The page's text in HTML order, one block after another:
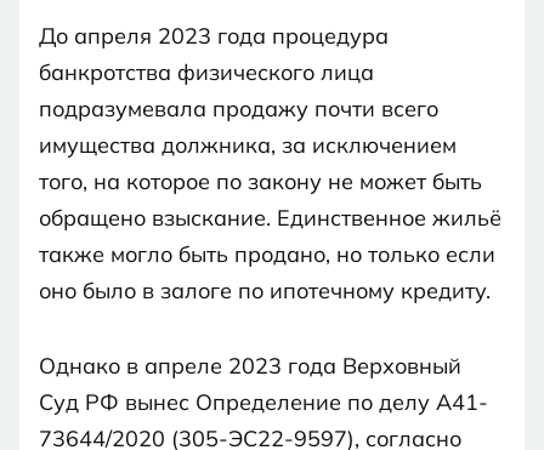
До апреля 2023 года процедура
банкротства физического лица
подразумевала продажу почти всего
имущества должника, за исключением
того, на которое по закону не может быть
обращено взыскание. Единственное жильё
также могло быть продано, но только если
оно было в залоге по ипотечному кредиту.
Однако в апреле 2023 года Верховный
Суд РФ вынес Определение по делу А41-
73644/2020 (305-ЭС22-9597), согласно